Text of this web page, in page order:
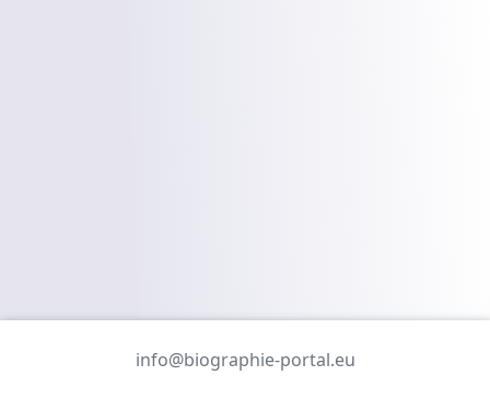
info@biographie-portal.eu